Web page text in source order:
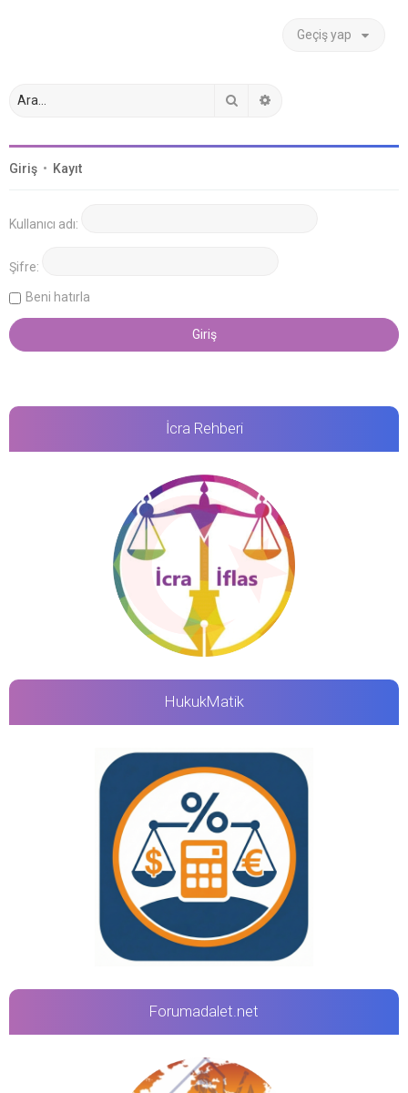
Geçiş yap
Giriş • Kayıt
Kullanıcı adı:
Şifre:
Beni hatırla
İcra Rehberi
HukukMatik
Forumadalet.net